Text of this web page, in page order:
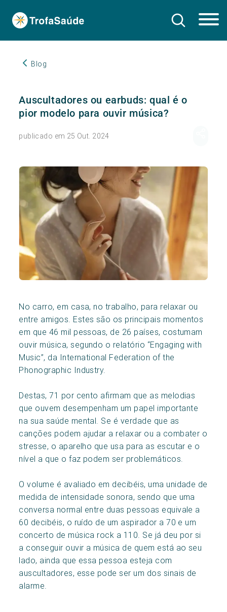
Blog
Auscultadores ou earbuds: qual é o
pior modelo para ouvir música?
publicado em 25 Out. 2024
No carro, em casa, no trabalho, para relaxar ou
entre amigos. Estes são os principais momentos
em que 46 mil pessoas, de 26 países, costumam
ouvir música,segundo o relatório “Engaging with
Music”, da International Federation of the
Phonographic Industry.
Destas,71 por cento afirmam que as melodias
que ouvem desempenham um papel importante
na sua saúde mental. Se é verdade que as
canções podem ajudar a relaxar ou a combater o
stresse, o aparelho que usa para as escutar e o
nível a que o faz podem ser problemáticos.
O volume é avaliado em decibéis, uma unidade de
medida de intensidade sonora, sendo que uma
conversa normal entre duas pessoas equivale a
60 decibéis, o ruído de um aspirador a 70 e um
concerto de música rock a 110. Se já deu por si
a conseguir ouvir a música de quem está ao seu
lado, ainda que essa pessoa esteja com
auscultadores, esse pode ser um dos sinais de
alarme.